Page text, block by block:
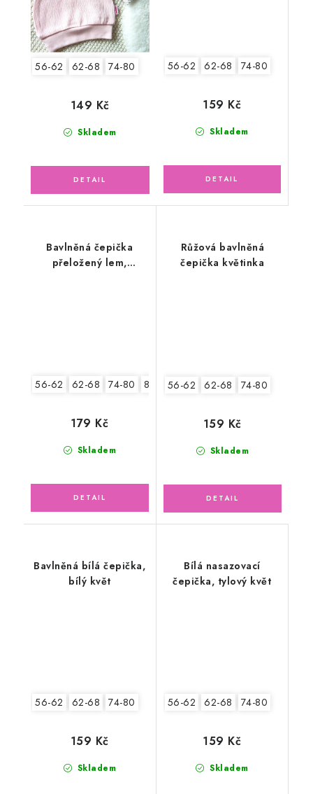
56-62 62-68 74-80
Skladem
149 Kč
56-62 62-68 74-80
Skladem
159 Kč
Bavlněná čepička
přeložený lem,
56-62 62-68 74-80 80-86
Skladem
179 Kč
Růžová bavlněná
čepička květinka
56-62 62-68 74-80
Skladem
159 Kč
Bavlněná bílá čepička,
bílý květ
56-62 62-68 74-80
Skladem
159 Kč
Bílá nasazovací
čepička, tylový květ
56-62 62-68 74-80
Skladem
159 Kč